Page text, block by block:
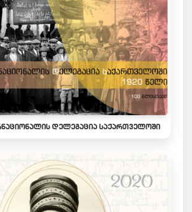
ᲓᲔᲚᲔᲒᲐᲪᲘᲐ ᲡᲐᲥᲐᲠᲗᲕᲔᲚᲝᲨᲘ